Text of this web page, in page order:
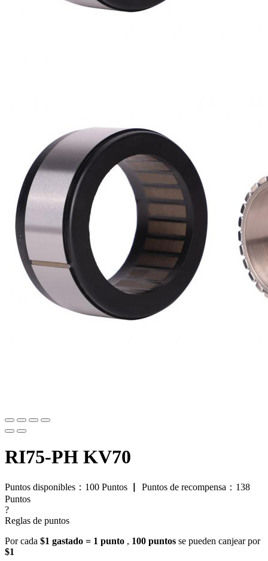
RI75-PH KV70
Puntos disponibles： 100 Puntos Puntos de recompensa： 138
Puntos
?
Reglas de puntos
Por cada $1 gastado = 1 punto , 100 puntos se pueden canjear por
$1